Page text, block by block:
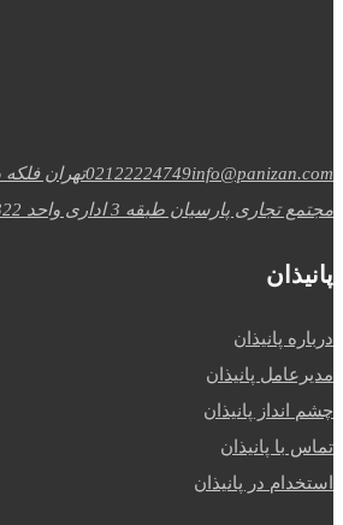
02122224749info@panizan.com
تهران فلکه
مجتمع تجاری پارسیان طبقه 3 اداری واحد 322
پانیذان
درباره پانیذان
مدیرعامل پانیذان
چشم انداز پانیذان
تماس با پانیذان
استخدام در پانیذان